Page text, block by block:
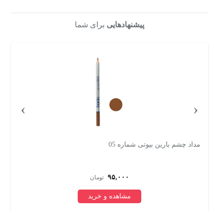
پیشنهادهایی برای شما
مداد چشم بارین بیوتی شماره 05
۹۵,۰۰۰ تومان
مشاهده و خرید
‹
›